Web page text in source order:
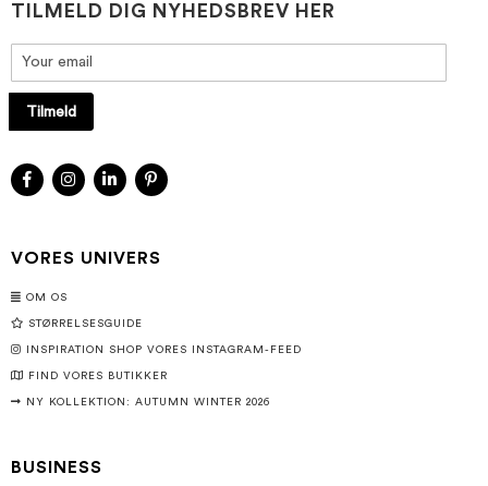
TILMELD DIG NYHEDSBREV HER
Tilmeld
VORES UNIVERS
OM OS
STØRRELSESGUIDE
INSPIRATION SHOP VORES INSTAGRAM-FEED
FIND VORES BUTIKKER
NY KOLLEKTION: AUTUMN WINTER 2026
BUSINESS